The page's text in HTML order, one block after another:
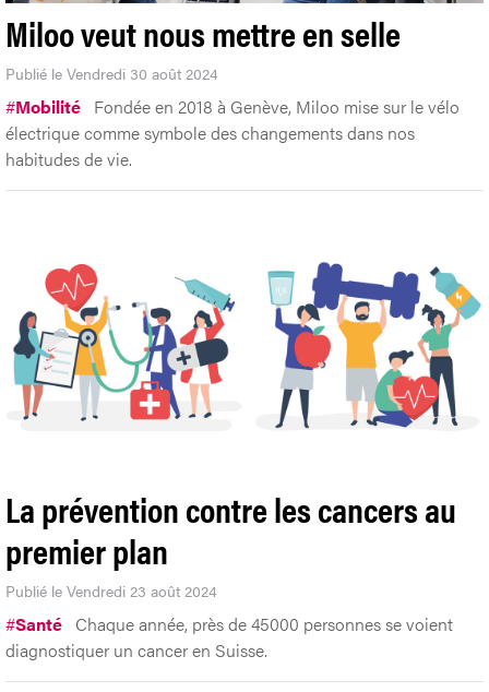
Miloo veut nous mettre en selle
Publié le Vendredi 30 août 2024
#Mobilité Fondée en 2018 à Genève, Miloo mise sur le vélo
électrique comme symbole des changements dans nos
habitudes de vie.
La prévention contre les cancers au
premier plan
Publié le Vendredi 23 août 2024
#Santé Chaque année, près de 45000 personnes se voient
diagnostiquer un cancer en Suisse.